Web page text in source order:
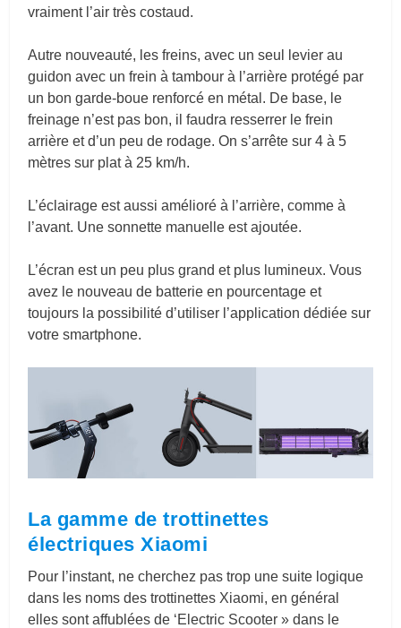
vraiment l’air très costaud.
Autre nouveauté, les freins, avec un seul levier au
guidon avec un frein à tambour à l’arrière protégé par
un bon garde-boue renforcé en métal. De base, le
freinage n’est pas bon, il faudra resserrer le frein
arrière et d’un peu de rodage. On s’arrête sur 4 à 5
mètres sur plat à 25 km/h.
L’éclairage est aussi amélioré à l’arrière, comme à
l’avant. Une sonnette manuelle est ajoutée.
L’écran est un peu plus grand et plus lumineux. Vous
avez le nouveau de batterie en pourcentage et
toujours la possibilité d’utiliser l’application dédiée sur
votre smartphone.
La gamme de trottinettes
électriques Xiaomi
Pour l’instant, ne cherchez pas trop une suite logique
dans les noms des trottinettes Xiaomi, en général
elles sont affublées de ‘Electric Scooter » dans le